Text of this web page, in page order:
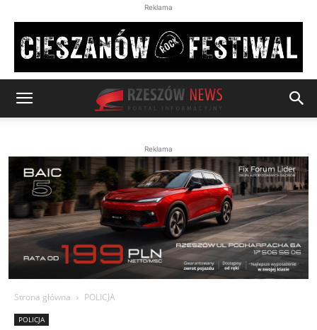
Reklama
Reklama
Strona główna POLICJA
POLICJA